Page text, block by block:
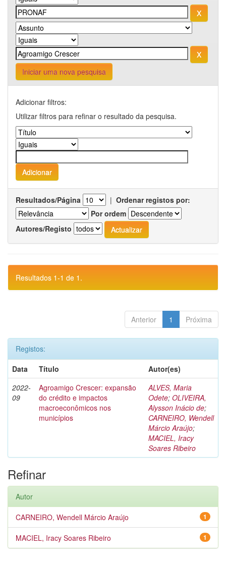
Iniciar uma nova pesquisa
Adicionar filtros:
Utilizar filtros para refinar o resultado da pesquisa.
Resultados/Página | Ordenar registos por:
Por ordem
Autores/Registo
Resultados 1-1 de 1.
Anterior 1 Próxima
Registos:
Data
Título
Autor(es)
2022-
09
Agroamigo Crescer: expansão
do crédito e impactos
macroeconômicos nos
municípios
ALVES, Maria
Odete; OLIVEIRA,
Alysson Inácio de;
CARNEIRO, Wendell
Márcio Araújo;
MACIEL, Iracy
Soares Ribeiro
Refinar
Autor
1
CARNEIRO, Wendell Márcio Araújo
1
MACIEL, Iracy Soares Ribeiro